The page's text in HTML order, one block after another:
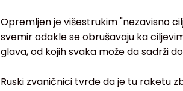
Opremljen je višestrukim "nezavisno
svemir odakle se obrušavaju ka
glava, od kojih svaka može da sadrži
Ruski zvaničnici tvrde da je tu raketu